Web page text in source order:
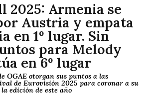
2025: Armenia se
Austria y empata
en 1º lugar. Sin
para Melody
en 6º lugar
OGAE otorgan sus puntos a las
de Eurovisión 2025 para coronar a su
edición de este año